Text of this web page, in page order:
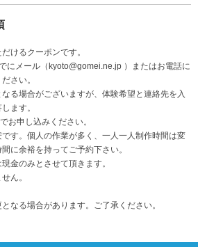
けるクーポンです。
にメール（kyoto@gomei.ne.jp ）またはお電話に
さい。
る場合がございますが、体験希望と連絡先を入
ます。
お申し込みください。
す。個人の作業が多く、一人一人制作時間は変
に余裕を持ってご予約下さい。
金のみとさせて頂きます。
ん。
なる場合があります。ご了承ください。